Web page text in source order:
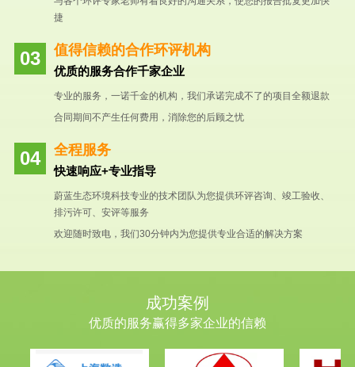
捷
值得信赖的合作环评机构
优质的服务合作千家企业
专业的服务，一诺千金的机构，我们承诺完成不了的项目全额退款
合同期间不产生任何费用，消除您的后顾之忧
全程服务
快速响应+专业指导
蔚蓝生态环境科技专业的技术团队为您提供环评咨询、竣工验收、
排污许可、安评等服务
欢迎随时致电，我们30分钟内为您提供专业合适的解决方案
成功案例
优质的服务赢得多家企业的信赖